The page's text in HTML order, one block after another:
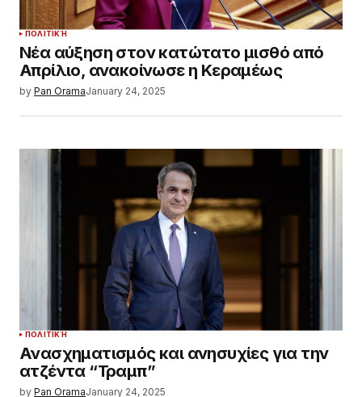
ΠΟΛΙΤΙΚΉ
Νέα αύξηση στον κατώτατο μισθό από
Απρίλιο, ανακοίνωσε η Κεραμέως
by Pan OramaJanuary 24, 2025
ΠΟΛΙΤΙΚΉ
Ανασχηματισμός και ανησυχίες για την
ατζέντα “Τραμπ”
by Pan OramaJanuary 24, 2025